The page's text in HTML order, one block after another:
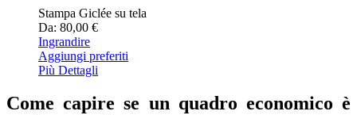
Stampa Giclée su tela
Da: 80,00 €
Ingrandire
Aggiungi preferiti
Più Dettagli
Come capire se un quadro economico è